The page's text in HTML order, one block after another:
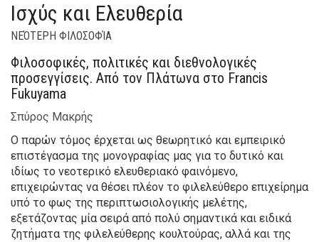
Ισχύς και Ελευθερία
ΝΕΌΤΕΡΗ ΦΙΛΟΣΟΦΊΑ
Φιλοσοφικές, πολιτικές και διεθνολογικές
προσεγγίσεις. Από τον Πλάτωνα στο Francis
Fukuyama
Σπύρος Μακρής
Ο παρών τόμος έρχεται ως θεωρητικό και εμπειρικό
επιστέγασμα της μονογραφίας μας για το δυτικό και
ιδίως το νεοτερικό ελευθεριακό φαινόμενο,
επιχειρώντας να θέσει πλέον το φιλελεύθερο επιχείρημα
υπό το φως της περιπτωσιολογικής μελέτης,
εξετάζοντας μία σειρά από πολύ σημαντικά και ειδικά
ζητήματα της φιλελεύθερης κουλτούρας, αλλά και της